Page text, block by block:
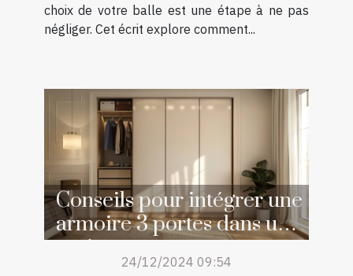
choix de votre balle est une étape à ne pas
négliger. Cet écrit explore comment...
Conseils pour intégrer une
armoire 3 portes dans un
petit espace
24/12/2024 09:54